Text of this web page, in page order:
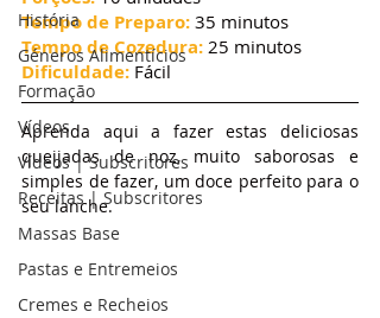
História
Géneros Alimentícios
Formação
Vídeos
Vídeos | Subscritores
Receitas | Subscritores
Massas Base
Pastas e Entremeios
Cremes e Recheios
Tempo de Preparo: 35 minutos
Tempo de Cozedura: 25 minutos
Dificuldade: Fácil
Aprenda aqui a fazer estas deliciosas
queijadas de noz, muito saborosas e
simples de fazer, um doce perfeito para o
seu lanche.